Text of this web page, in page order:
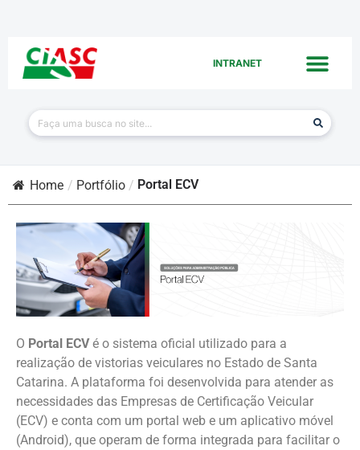
INTRANET
Home / Portfólio / Portal ECV
O Portal ECVé o sistema oficial utilizado para a
realização de vistorias veiculares no Estado de Santa
Catarina. A plataforma foi desenvolvida para atender as
necessidades das Empresas de Certificação Veicular
(ECV) e conta com um portal web e um aplicativo móvel
(Android), que operam de forma integrada para facilitar o